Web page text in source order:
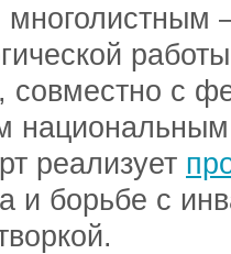
с
реализует
и борьбе с